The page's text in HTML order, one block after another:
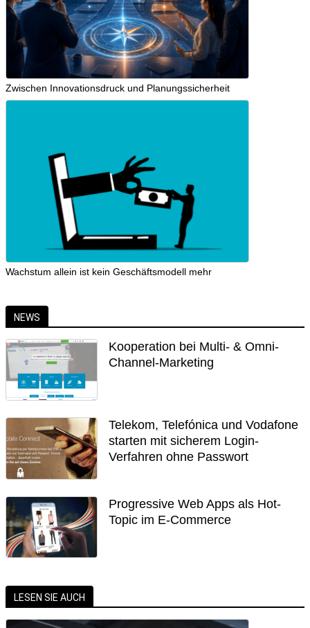
Zwischen Innovationsdruck und Planungssicherheit
Wachstum allein ist kein Geschäftsmodell mehr
NEWS
Kooperation bei Multi- & Omni-
Channel-Marketing
Telekom, Telefónica und Vodafone
starten mit sicherem Login-
Verfahren ohne Passwort
Progressive Web Apps als Hot-
Topic im E-Commerce
LESEN SIE AUCH